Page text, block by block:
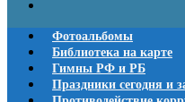
Фотоальбомы
Библиотека на карте
Гимны РФ и РБ
Праздники сегодня и